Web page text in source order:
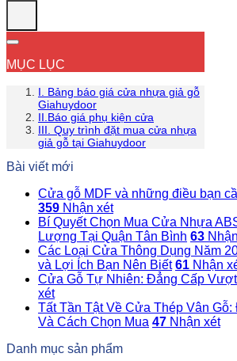
MỤC LỤC
I. Bảng báo giá cửa nhựa giả gỗ
Giahuydoor
II.Báo giá phụ kiện cửa
III. Quy trình đặt mua cửa nhựa
giả gỗ tại Giahuydoor
Bài viết mới
Cửa gỗ MDF và những điều bạn
359 Nhận xét
Bí Quyết Chọn Mua Cửa Nhựa
Lượng Tại Quận Tân Bình 63
Các Loại Cửa Thông Dụng Năm
và Lợi Ích Bạn Nên Biết 61 Nhận
Cửa Gỗ Tự Nhiên: Đẳng Cấp
xét
Tất Tần Tật Về Cửa Thép Vân
Và Cách Chọn Mua 47 Nhận xét
Danh mục sản phẩm